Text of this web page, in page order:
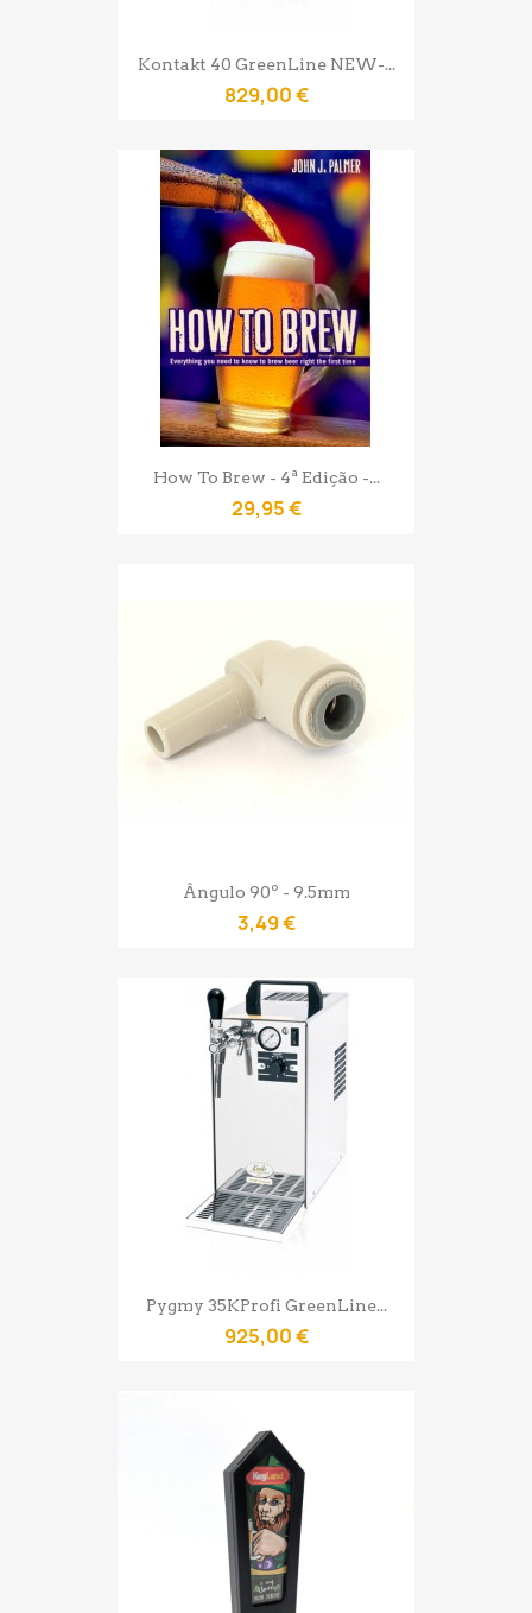
Kontakt 40 GreenLine NEW-...
829,00 €
How To Brew - 4ª Edição -...
29,95 €
Ângulo 90º - 9.5mm
3,49 €
Pygmy 35KProfi GreenLine...
925,00 €